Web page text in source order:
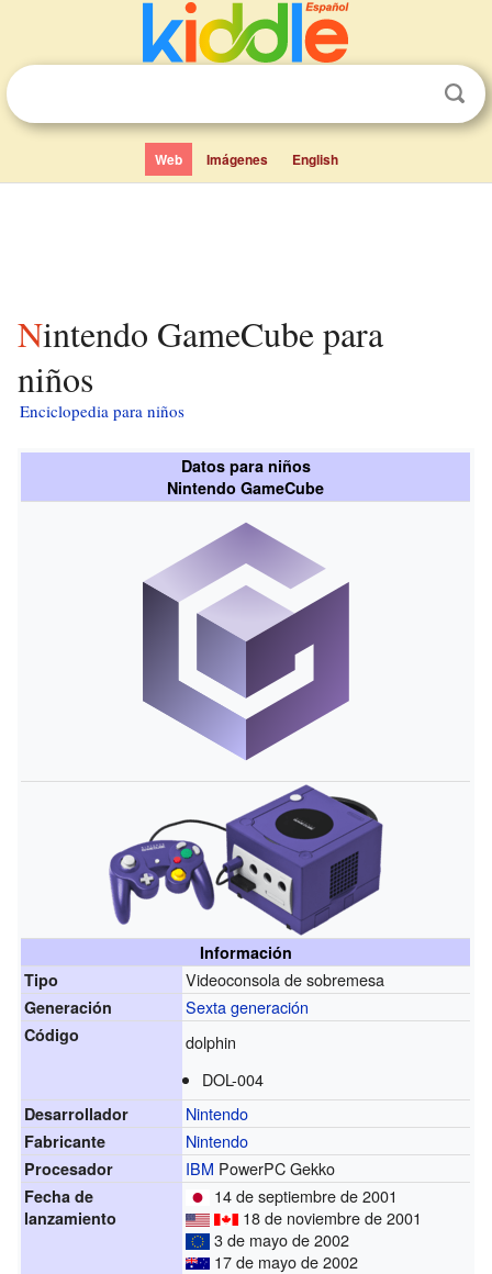
Web Imágenes English
Nintendo GameCube para
niños
Enciclopedia para niños
Datos para niños
Nintendo GameCube
Información
Tipo
Videoconsola de sobremesa
Generación Sexta generación
Código
dolphin
DOL-004
Desarrollador Nintendo
Fabricante Nintendo
Procesador IBM PowerPC Gekko
Fecha de
lanzamiento
14 de septiembre de 2001
18 de noviembre de 2001
3 de mayo de 2002
17 de mayo de 2002